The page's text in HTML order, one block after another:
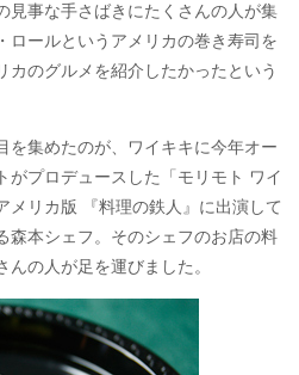
見事な手さばきにたくさんの人が集
ロールというアメリカの巻き寿司を
カのグルメを紹介したかったという
を集めたのが、ワイキキに今年オー
がプロデュースした「モリモト ワイ
メリカ版 『料理の鉄人』に出演して
森本シェフ。そのシェフのお店の料
の人が足を運びました。